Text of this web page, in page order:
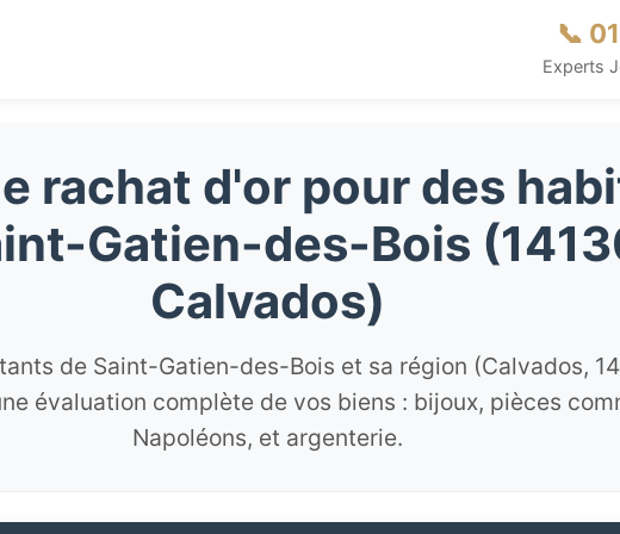
📞
Experts
rachat d'or pour des
Gatien-des-Bois
Calvados)
de Saint-Gatien-des-Bois et sa région (Calvados,
évaluation complète de vos biens : bijoux, pièces
Napoléons, et argenterie.